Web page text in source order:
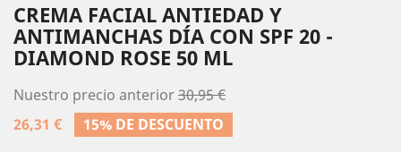
CREMA FACIAL ANTIEDAD Y
ANTIMANCHAS DÍA CON SPF 20 -
DIAMOND ROSE 50 ML
Nuestro precio anterior30,95 €
26,31 €
15% DE DESCUENTO